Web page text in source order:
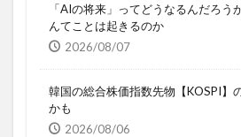
「AIの将来」ってどうなるんだろ
んてことは起きるのか
2026/08/07
韓国の総合株価指数先物【KOSPI】
かも
2026/08/06